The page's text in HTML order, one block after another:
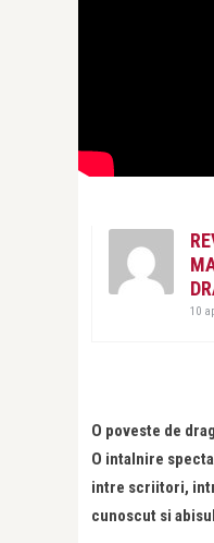
10
O poveste de
O intalnire
intre scriitori,
cunoscut si